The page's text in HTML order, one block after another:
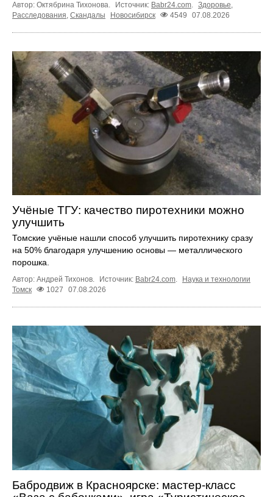
Автор: Октябрина Тихонова. Источник: Babr24.com Здоровье
Расследования Скандалы Новосибирск 4549 07.08.2026
Учёные ТГУ: качество пиротехники можно
улучшить
Томские учёные нашли способ улучшить пиротехнику сразу
на 50% благодаря улучшению основы — металлического
порошка.
Автор: Андрей Тихонов. Источник: Babr24.com.
Наука и технологии
Томск
1027 07.08.2026
Бабродвиж в Красноярске: мастер-класс